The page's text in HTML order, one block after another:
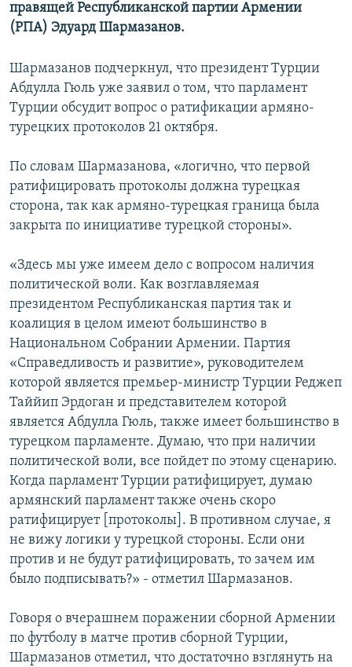
правящей Республиканской партии Армении
(РПА) Эдуард Шармазанов.
Шармазанов подчеркнул, что президент Турции
Абдулла Гюль уже заявил о том, что парламент
Турции обсудит вопрос о ратификации армяно-
турецких протоколов 21 октября.
По словам Шармазанова, «логично, что первой
ратифицировать протоколы должна турецкая
сторона, так как армяно-турецкая граница была
закрыта по инициативе турецкой стороны».
«Здесь мы уже имеем дело с вопросом наличия
политической воли. Как возглавляемая
президентом Республиканская партия так и
коалиция в целом имеют большинство в
Национальном Собрании Армении. Партия
«Справедливость и развитие», руководителем
которой является премьер-министр Турции Реджеп
Таййип Эрдоган и представителем которой
является Абдулла Гюль, также имеет большинство в
турецком парламенте. Думаю, что при наличии
политической воли, все пойдет по этому сценарию.
Когда парламент Турции ратифицирует, думаю
армянский парламент также очень скоро
ратифицирует [протоколы]. В противном случае, я
не вижу логики у турецкой стороны. Если они
против и не будут ратифицировать, то зачем им
было подписывать?» - отметил Шармазанов.
Говоря о вчерашнем поражении сборной Армении
по футболу в матче против сборной Турции,
Шармазанов отметил, что достаточно взглянуть на